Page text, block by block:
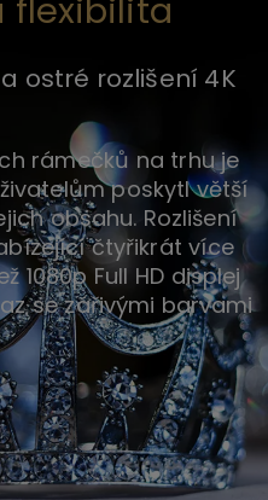
flexibilita
ostré rozlišení 4K
rámečků na trhu je
poskytl větší
obsahu. Rozlišení
čtyřikrát více
1080p Full HD displej
se zářivými barvami